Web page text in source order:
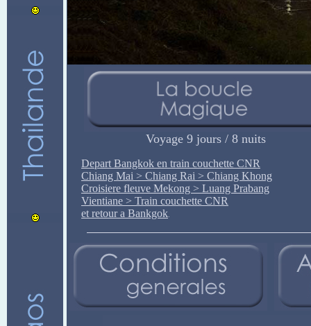
Voyage 9 jours / 8 nuits
Depart Bangkok en train couchette CNR
Chiang Mai > Chiang Rai > Chiang Khong
Croisiere fleuve Mekong > Luang Prabang
Vientiane > Train couchette CNR
et retour a Bankgok